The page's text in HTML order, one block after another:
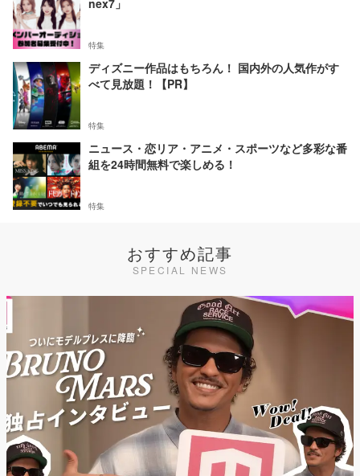
特集
ディズニー作品はもちろん！ 国内外の人気作がす
べて見放題！【PR】
特集
ニュース・恋リア・アニメ・スポーツなど多彩な番
組を24時間無料で楽しめる！
特集
おすすめ記事
SPECIAL NEWS